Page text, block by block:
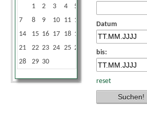
1
2 3 4 5
7
8 9 10 11 12
14
15 16 17 18 19
21
22 23 24 25 26
28
29 30
Datum
bis:
reset